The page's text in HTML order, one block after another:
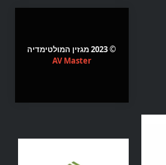
© 2023 מגזין המולטימדיה
AV Master